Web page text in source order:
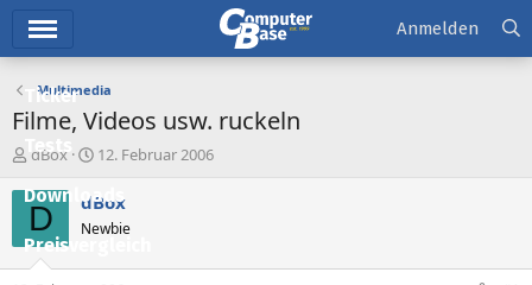
Ticker
Tests
Downloads
Preisvergleich
Anmelden
Multimedia
Filme, Videos usw. ruckeln
E
s
e
dBox
E
s
e
12. Februar 2006
D dBox
Newbie